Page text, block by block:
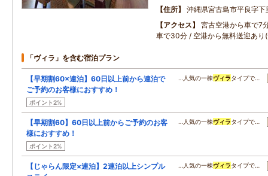
住所
沖縄県宮古島市平良字
アクセス
宮古空港から車で7
車で30分 / 空港から無料送迎あり
「ヴィラ」を含む宿泊プラン
【早期割60×連泊】60日以上前から連泊で
ご予約のお客様におすすめ！
ポイント2%
…人気の一棟ヴィラタイプで…
【早期割60】60日以上前からご予約のお客
様におすすめ！
ポイント2%
…人気の一棟ヴィラタイプで…
【じゃらん限定×連泊】2連泊以上シンプル
…人気の一棟ヴィラタイプで…